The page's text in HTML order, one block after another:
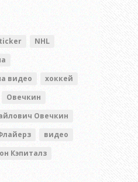
NHL
видео
хоккей
Овечкин
Овечкин
видео
Кэпиталз